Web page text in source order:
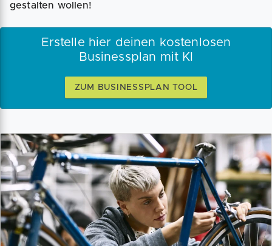
gestalten wollen!
Erstelle hier deinen kostenlosen
Businessplan mit KI
ZUM BUSINESSPLAN TOOL